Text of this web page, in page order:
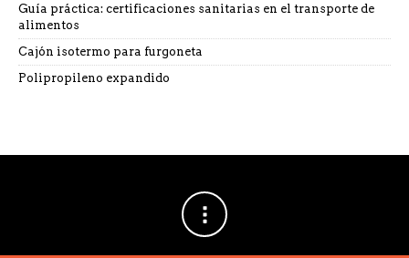
Guía práctica: certificaciones sanitarias en el transporte de
alimentos
Cajón isotermo para furgoneta
Polipropileno expandido